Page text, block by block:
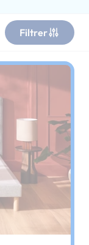
Filtrer